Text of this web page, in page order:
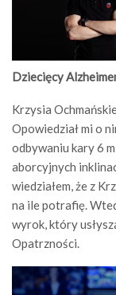
Dziecięcy
Krzysia
Opowiedział mi o
odbywaniu kary 6
aborcyjnych
wiedziałem, że z
na ile potrafię.
wyrok, który
Opatrzności.